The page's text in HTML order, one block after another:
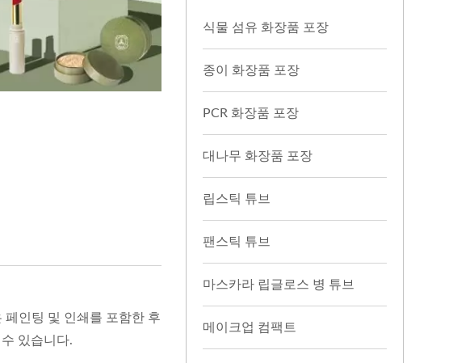
페인팅 및 인쇄를 포함한 후
있습니다.
식물 섬유 화장품 포장
종이 화장품 포장
PCR 화장품 포장
대나무 화장품 포장
립스틱 튜브
팬스틱 튜브
마스카라 립글로스 병 튜브
메이크업 컴팩트